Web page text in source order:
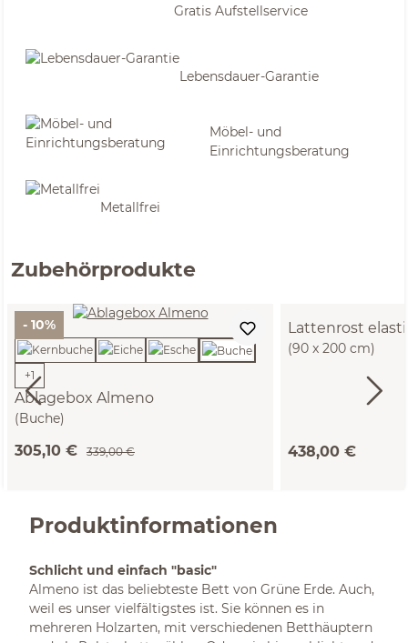
Gratis Aufstellservice
Lebensdauer-Garantie
Möbel- und
Einrichtungsberatung
Metallfrei
Zubehörprodukte
- 10%
Ablagebox Almeno
(Buche)
+1
305,10 € 339,00 €
Lattenrost
(90 x 200 cm)
438,00 €
Produktinformationen
Schlicht und einfach "basic"
Almeno ist das beliebteste Bett von Grüne Erde. Auch,
weil es unser vielfältigstes ist. Sie können es in
mehreren Holzarten, mit verschiedenen Betthäuptern